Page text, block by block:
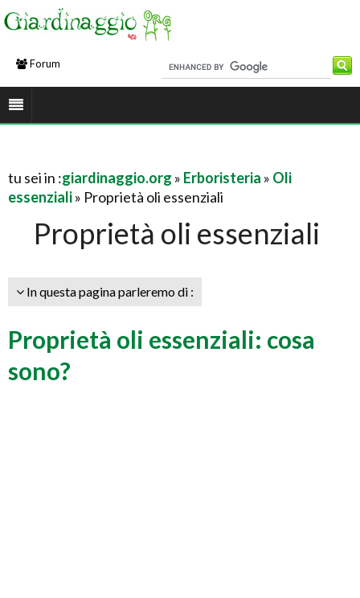
Forum
tu sei in :giardinaggio.org » Erboristeria » Oli
essenziali» Proprietà oli essenziali
Proprietà oli essenziali
In questa pagina parleremo di :
Proprietà oli essenziali: cosa
sono?